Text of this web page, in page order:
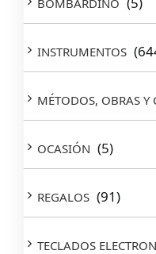
BOMBARDINO
INSTRUMENTOS
MÉTODOS, OBRAS Y
OCASIÓN (5)
REGALOS (91)
TECLADOS